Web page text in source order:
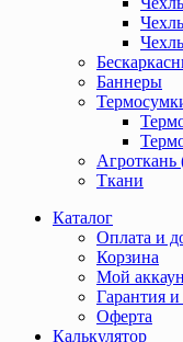
Баннеры
Агроткань
Ткани
Каталог
Оплата и
Корзина
Мой
Гарантия
Оферта
Калькулятор